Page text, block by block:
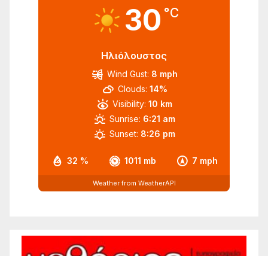
30 °C
Ηλιόλουστος
32 % 1011 mb 7 mph
Wind Gust: 8 mph
Clouds: 14%
Visibility: 10 km
Sunrise: 6:21 am
Sunset: 8:26 pm
Weather from WeatherAPI